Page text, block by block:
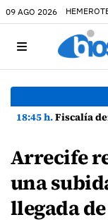
09 AGO 2026
18:45 h.Fiscalía denuncia a
Arrecife
una
llegada